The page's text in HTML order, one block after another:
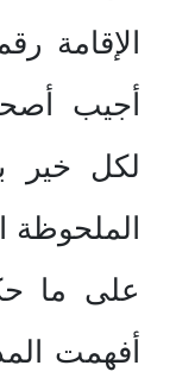
الإقامة
أجيب
لكل خير
الملحوظة
على ما
أفهمت